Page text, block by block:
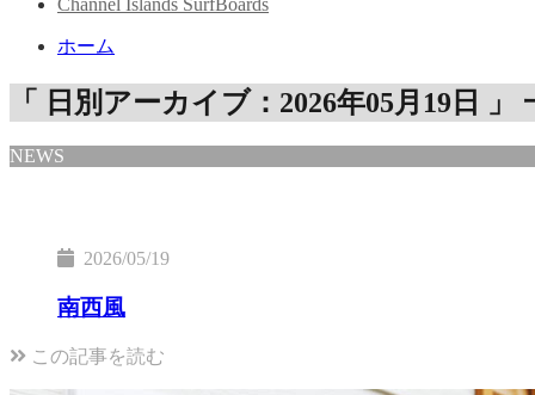
Channel Islands SurfBoards
ホーム
「 日別アーカイブ：2026年05月19日 」
NEWS
2026/05/19
南西風
この記事を読む